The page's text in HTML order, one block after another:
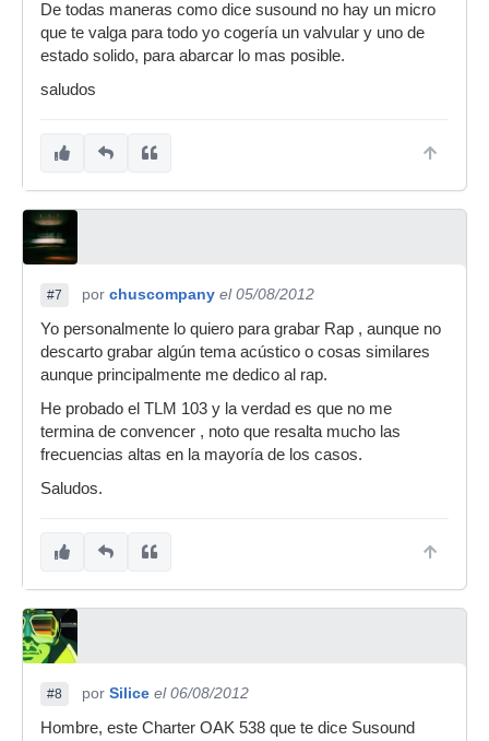
De todas maneras como dice susound no hay un micro
que te valga para todo yo cogería un valvular y uno de
estado solido, para abarcar lo mas posible.
saludos
#7 por chuscompany el 05/08/2012
Yo personalmente lo quiero para grabar Rap , aunque no
descarto grabar algún tema acústico o cosas similares
aunque principalmente me dedico al rap.
He probado el TLM 103 y la verdad es que no me
termina de convencer , noto que resalta mucho las
frecuencias altas en la mayoría de los casos.
Saludos.
#8 por Silice el 06/08/2012
Hombre, este Charter OAK 538 que te dice Susound